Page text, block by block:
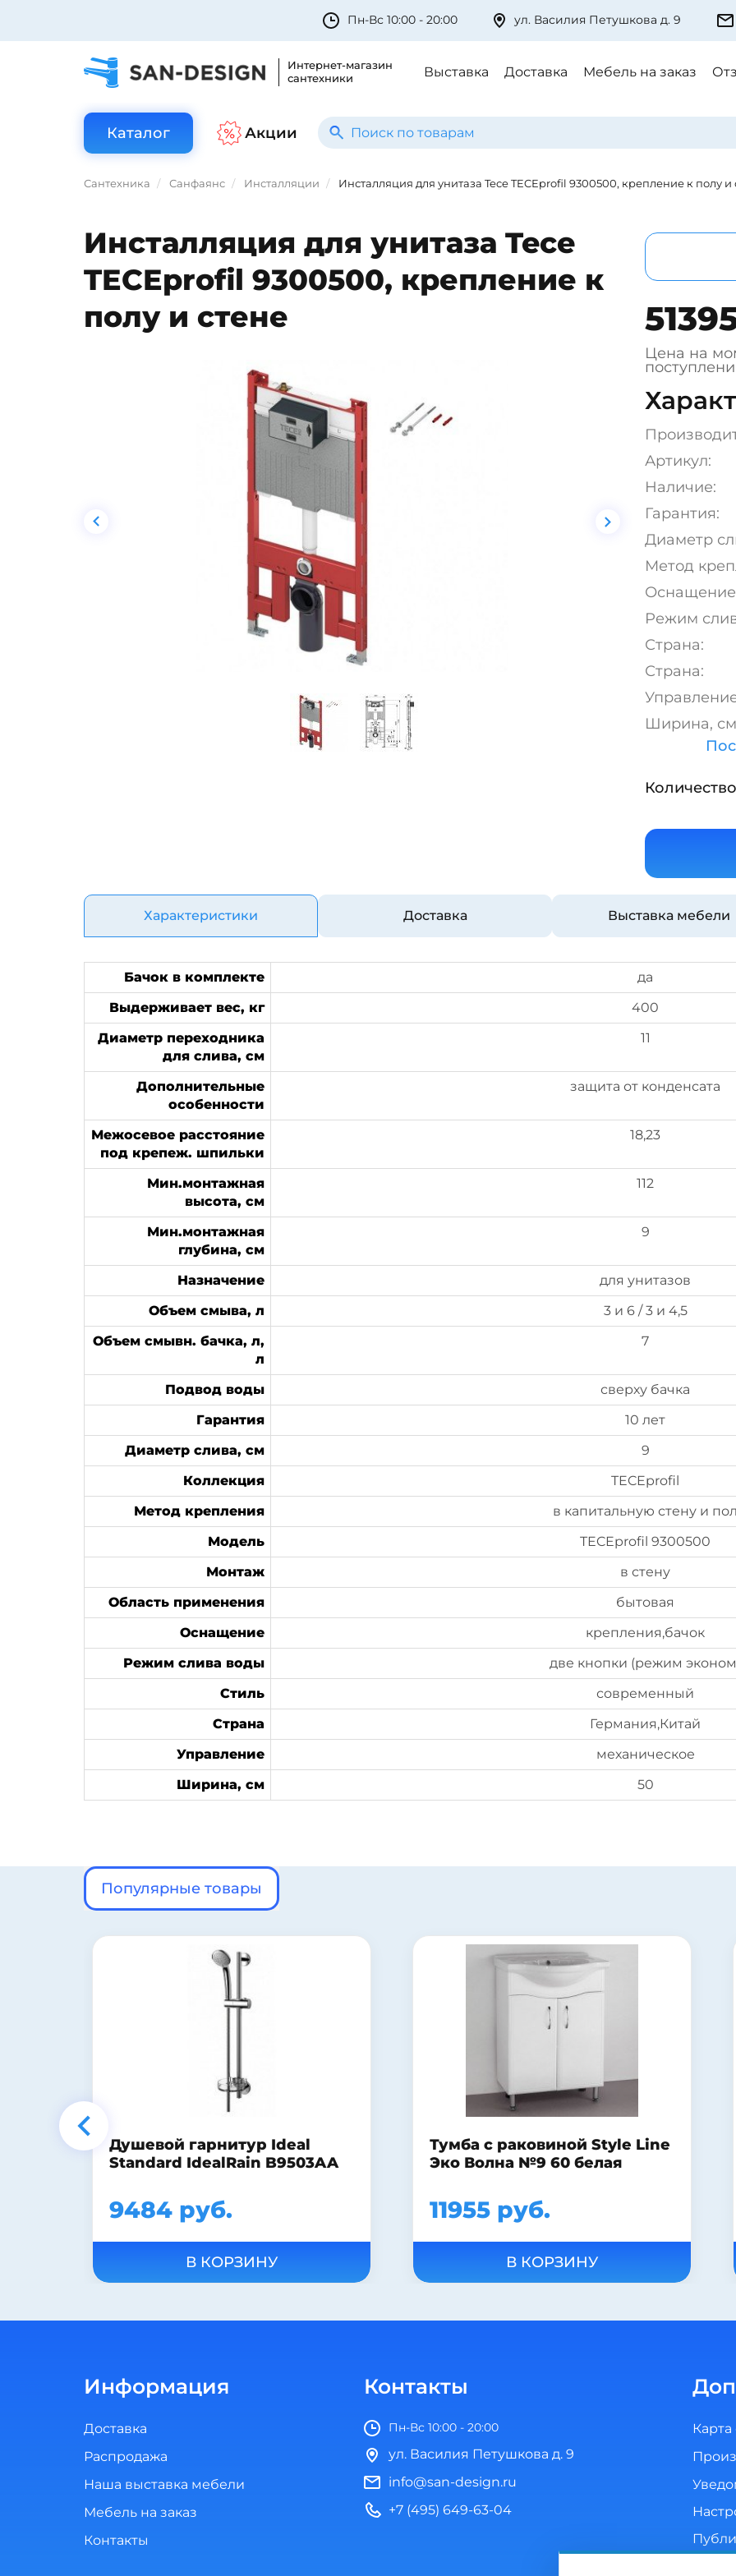
Пн-Вс 10:00 - 20:00 ул. Василия Петушкова д. 9
Интернет-магазин
сантехники
Выставка Доставка Мебель на заказ
Каталог Акции
Сантехника Санфаянс Инсталляции Инсталляция для унитаза Tece TECEprofil 9300500, крепление к полу и
Инсталляция для унитаза Tece
TECEprofil 9300500, крепление к
полу и стене
Цена на
Артикул:
Наличие:
Гарантия:
Диаметр
Метод
Режим
Страна:
Страна:
Ширина,
Характеристики Доставка Выставка мебели
Бачок в комплекте
да
Выдерживает вес, кг
400
Диаметр переходника
для слива, см
11
Дополнительные
особенности
защита от конденсата
Межосевое расстояние
под крепеж. шпильки
18,23
Мин.монтажная
высота, см
112
Мин.монтажная
глубина, см
9
Назначение
для унитазов
Объем смыва, л
3 и 6 / 3 и 4,5
Объем смывн. бачка, л,
л
7
Подвод воды
сверху бачка
Гарантия
10 лет
Диаметр слива, см
9
Коллекция
TECEprofil
Метод крепления
в капитальную стену и
Модель
TECEprofil 9300500
Монтаж
в стену
Область применения
бытовая
Оснащение
крепления,бачок
Режим слива воды
две кнопки (режим
Стиль
современный
Страна
Германия,Китай
Управление
механическое
Ширина, см
50
Популярные товары
Тумба с раковиной Style Line
Эко Волна №9 60 белая
11955 руб.
В КОРЗИНУ
Шкаф-пенал Венеция Монте
30 напольный
22430 руб.
В КОРЗИНУ
Информация
Доставка
Распродажа
Наша выставка мебели
Мебель на заказ
Контакты
Контакты
Пн-Вс 10:00 - 20:00
ул. Василия Петушкова д. 9
info@san-design.ru
+7 (495) 649-63-04
Карта